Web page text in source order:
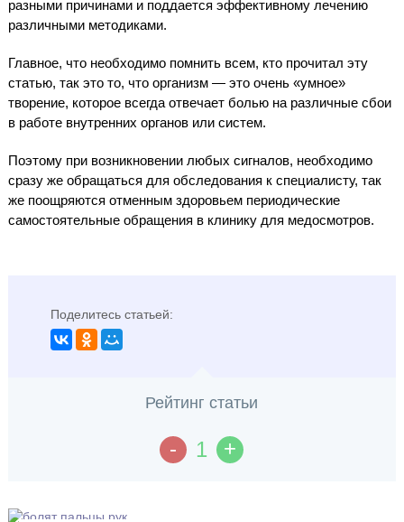
разными причинами и поддается эффективному лечению
различными методиками.
Главное, что необходимо помнить всем, кто прочитал эту
статью, так это то, что организм — это очень «умное»
творение, которое всегда отвечает болью на различные сбои
в работе внутренних органов или систем.
Поэтому при возникновении любых сигналов, необходимо
сразу же обращаться для обследования к специалисту, так
же поощряются отменным здоровьем периодические
самостоятельные обращения в клинику для медосмотров.
Поделитесь статьей:
Рейтинг статьи
- 1 +